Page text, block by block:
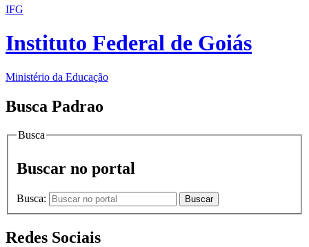
IFG
Instituto Federal de Goiás
Ministério da Educação
Busca Padrao
Busca
Buscar no portal
Busca: Buscar
Redes Sociais